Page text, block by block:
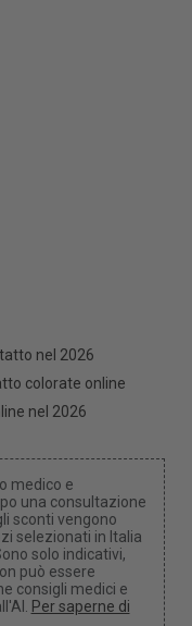
nel 2026
colorate online
nel 2026
medico e
una consultazione
sconti vengono
selezionati in Italia
solo indicativi,
può essere
consigli medici e
Per saperne di